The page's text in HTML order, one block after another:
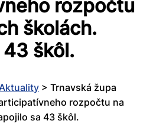
rozpočtu
školách.
škôl.
> Trnavská župa
rozpočtu na
sa 43 škôl.